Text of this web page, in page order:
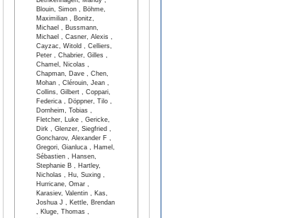
Blouin, Simon , Böhme,
Maximilian , Bonitz,
Michael , Bussmann,
Michael , Casner, Alexis ,
Cayzac, Witold , Celliers,
Peter , Chabrier, Gilles ,
Chamel, Nicolas ,
Chapman, Dave , Chen,
Mohan , Clérouin, Jean ,
Collins, Gilbert , Coppari,
Federica , Döppner, Tilo ,
Dornheim, Tobias ,
Fletcher, Luke , Gericke,
Dirk , Glenzer, Siegfried ,
Goncharov, Alexander F ,
Gregori, Gianluca , Hamel,
Sébastien , Hansen,
Stephanie B , Hartley,
Nicholas , Hu, Suxing ,
Hurricane, Omar ,
Karasiev, Valentin , Kas,
Joshua J , Kettle, Brendan
, Kluge, Thomas ,